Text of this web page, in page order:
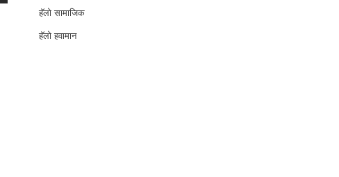
हॅलो सामाजिक
हॅलो हवामान